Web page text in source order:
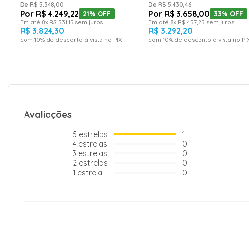
R$ 5.348,00
R$ 4.249,22 21% OFF
Em até 8x R$ 531 ,15 sem juros
R$ 3.824,30
com10% de desconto à vista no PIX
R$ 5.430,46
R$ 3.658,00 33% OFF
Em até 8x R$ 457 25 sem juros
R$ 3.292,20
com10% de desconto à vista no
Avaliações
5 estrelas
4 estrelas
3 estrelas
2 estrelas
1 estrela
1
0
0
0
0